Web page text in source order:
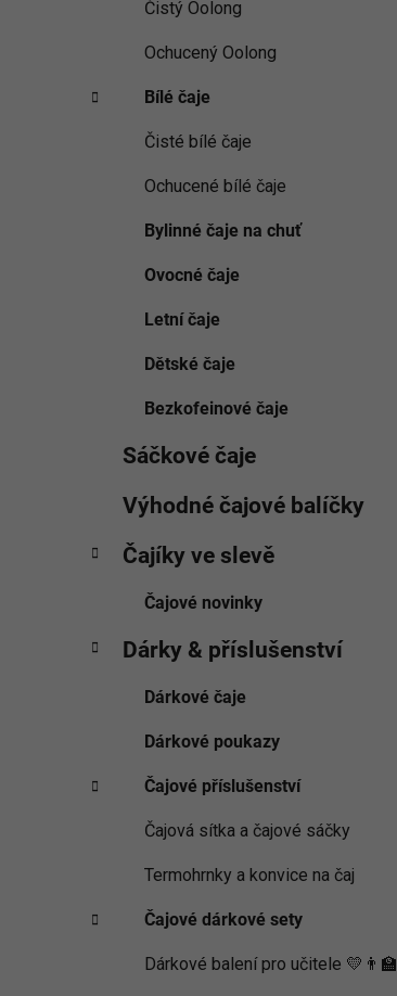
Čistý Oolong
Ochucený Oolong
Bílé čaje
Čisté bílé čaje
Ochucené bílé čaje
Bylinné čaje na chuť
Ovocné čaje
Letní čaje
Dětské čaje
Bezkofeinové čaje
Sáčkové čaje
Výhodné čajové balíčky
Čajíky ve slevě
Čajové novinky
Dárky & příslušenství
Dárkové čaje
Dárkové poukazy
Čajové příslušenství
Čajová sítka a čajové sáčky
Termohrnky a konvice na čaj
Čajové dárkové sety
Dárkové balení pro učitele 💛👨‍🏫